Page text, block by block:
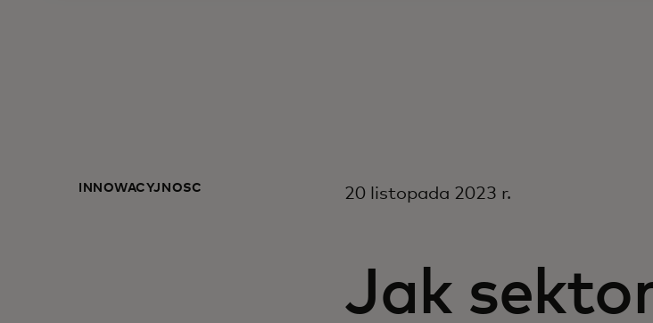
INNOWACYJNOŚĆ 20 listopada 2023 r.
Jak